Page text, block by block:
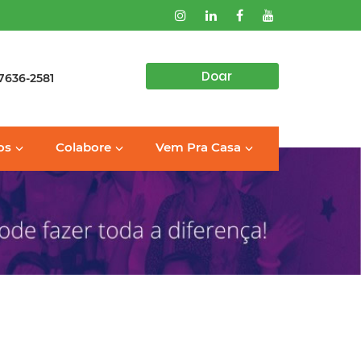
2581 Doar
Nossa estruturaSozinhos Nunca
Colabore
Institucional
Vem Pra Casa